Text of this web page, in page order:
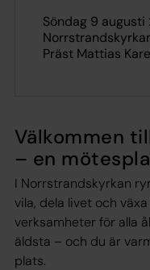
söndag 9
Präst Mattias
Välkommen
– en
I Norrstrandskyrkan
vila, dela livet och
verksamheter för alla
äldsta – och du är
plats.